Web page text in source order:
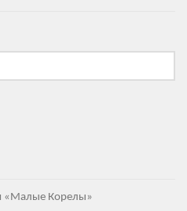
«Малые Корелы»